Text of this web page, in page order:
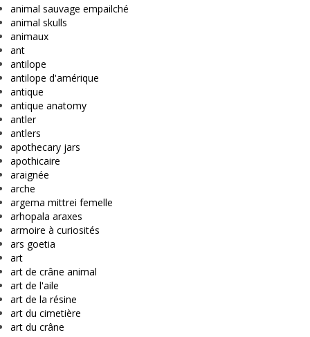
animal sauvage empailché
animal skulls
animaux
ant
antilope
antilope d'amérique
antique
antique anatomy
antler
antlers
apothecary jars
apothicaire
araignée
arche
argema mittrei femelle
arhopala araxes
armoire à curiosités
ars goetia
art
art de crâne animal
art de l'aile
art de la résine
art du cimetière
art du crâne